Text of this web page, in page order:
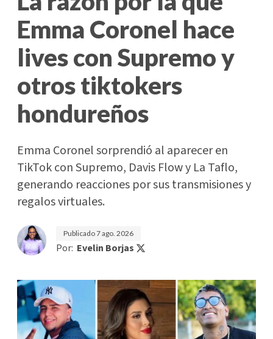
Emma Coronel hace
lives con Supremo y
otros tiktokers
hondureños
Emma Coronel sorprendió al aparecer en
TikTok con Supremo, Davis Flow y La Taflo,
generando reacciones por sus transmisiones y
regalos virtuales.
Publicado7 ago. 2026
Por: Evelin Borjas